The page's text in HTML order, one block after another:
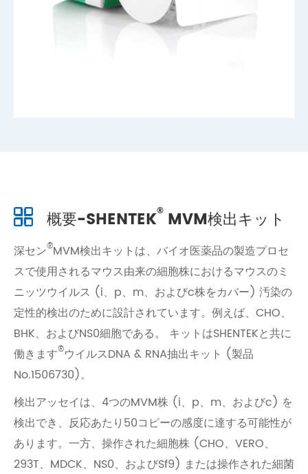
概要-SHENTEK®MVM検出キット
深セン®MVM検出キットは、バイオ医薬品の製造プロセ
スで使用されるマウス由来の細胞株におけるマウスのミ
ニッツウイルス (i、p、m、およびc株をカバー) 汚染の
定性的検出のために設計されています。例えば、CHO、
BHK、およびNS0細胞である。 キットはSHENTEKと共に
働きます®ウイルスDNA & RNA抽出キット (製品
No.1506730)。
検出アッセイは、4つのMVM株 (i、p、m、およびc) を
検出でき、反応あたり50コピーの感度に達する可能性が
あります。一方、操作された細胞株 (CHO、VERO、
293T、MDCK、NS0、およびSf9) または操作された細菌